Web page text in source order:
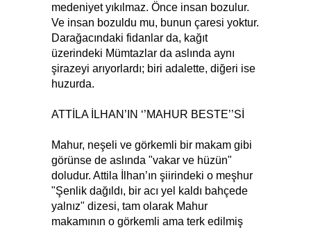
medeniyet yıkılmaz. Önce insan bozulur.
Ve insan bozuldu mu, bunun çaresi yoktur.
Darağacındaki fidanlar da, kağıt
üzerindeki Mümtazlar da aslında aynı
şirazeyi arıyorlardı; biri adalette, diğeri ise
huzurda.
ATTİLA İLHAN’IN ‘’MAHUR BESTE’’Sİ
Mahur, neşeli ve görkemli bir makam gibi
görünse de aslında "vakar ve hüzün"
doludur. Attila İlhan’ın şiirindeki o meşhur
"Şenlik dağıldı, bir acı yel kaldı bahçede
yalnız" dizesi, tam olarak Mahur
makamının o görkemli ama terk edilmiş